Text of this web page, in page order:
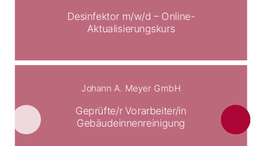
Desinfektor m/w/d – Online-
Aktualisierungskurs
Johann A. Meyer GmbH
Geprüfte/r Vorarbeiter/in
Gebäudeinnenreinigung